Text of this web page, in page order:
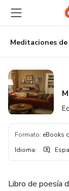
principal
página
de
página
Formato: eBooks
Idioma:
Libro de poesía